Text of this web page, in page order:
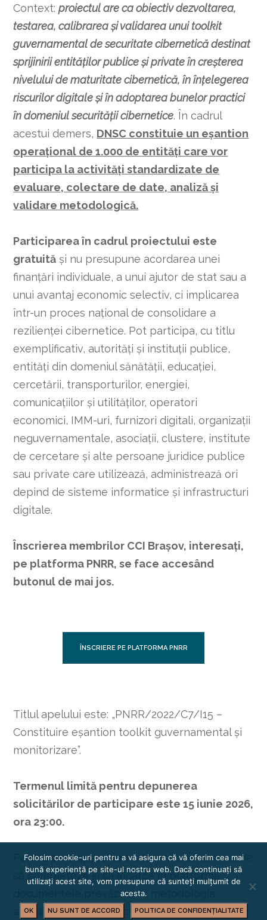
Context:proiectul are ca obiectiv dezvoltarea,
testarea, calibrarea și validarea unui toolkit
guvernamental de securitate cibernetică destinat
sprijinirii entităților publice și private în creșterea
nivelului de maturitate cibernetică, în înțelegerea
riscurilor digitale și în adoptarea bunelor practici
în domeniul securității cibernetice. În cadrul
acestui demers, DNSC constituie un eșantion
operațional de 1.000 de entități care vor
participa la activități standardizate de
evaluare, colectare de date, analiză și
validare metodologică.
Participarea în cadrul proiectului este
gratuită și nu presupune acordarea unei
finanțări individuale, a unui ajutor de stat sau a
unui avantaj economic selectiv, ci implicarea
într-un proces național de consolidare a
rezilienței cibernetice. Pot participa, cu titlu
exemplificativ, autorități și instituții publice,
entități din domeniul sănătății, educației,
cercetării, transporturilor, energiei,
comunicațiilor și utilităților, operatori
economici, IMM-uri, furnizori digitali, organizații
neguvernamentale, asociații, clustere, institute
de cercetare și alte persoane juridice publice
sau private care utilizează, administrează ori
depind de sisteme informatice și infrastructuri
digitale.
Înscrierea membrilor CCI Brașov, interesați,
pe platforma PNRR, se face accesând
butonul de mai jos.
ÎNSCRIERE PE PLATFORMA PNRR
Titlul apelului este: „PNRR/2022/C7/I15 –
Constituire eșantion toolkit guvernamental și
monitorizare”.
Termenul limită pentru depunerea
solicitărilor de participare este 15 iunie 2026,
ora 23:00.
Pentru participare, entitățile interesate trebuie
să completeze și să încarce în platformă
documentele prevăzute în metodologia
apelului, respectiv declarația de eligibilitate,
Folosim cookie-uri pentru a vă asigura că vă oferim cea mai
bună experiență pe site-ul nostru web. Dacă continuați să
utilizați acest site, vom presupune că sunteți mulțumit de
acesta.
OK NU SUNT DE ACCORD POLITICA DE CONFIDENȚIALITATE